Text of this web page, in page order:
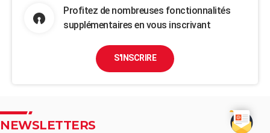
Profitez de nombreuses fonctionnalités
supplémentaires en vous inscrivant
S'INSCRIRE
NEWSLETTERS